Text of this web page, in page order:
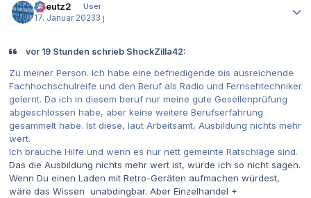
tkreutz2
User
17. Januar 20233 j
vor 19 Stunden schrieb ShockZilla42:
Zu meiner Person. Ich habe eine befriedigende bis ausreichende
Fachhochschulreife und den Beruf als Radio und Fernsehtechniker
gelernt. Da ich in diesem beruf nur meine gute Gesellenprüfung
abgeschlossen habe, aber keine weitere Berufserfahrung
gesammelt habe. Ist diese, laut Arbeitsamt, Ausbildung nichts mehr
wert.
Ich brauche Hilfe und wenn es nur nett gemeinte Ratschläge sind.
Das die Ausbildung nichts mehr wert ist, würde ich so nicht sagen.
Wenn Du einen Laden mit Retro-Geräten aufmachen würdest,
wäre das Wissen unabdingbar. Aber Einzelhandel +